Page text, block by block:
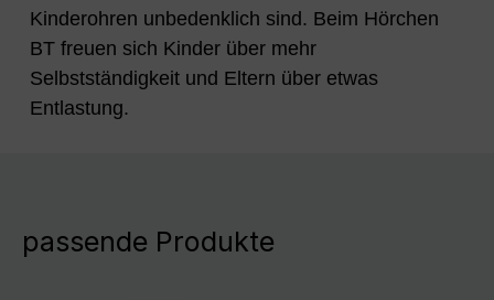
Kinderohren unbedenklich sind. Beim Hörchen
BT freuen sich Kinder über mehr
Selbstständigkeit und Eltern über etwas
Entlastung.
passende Produkte